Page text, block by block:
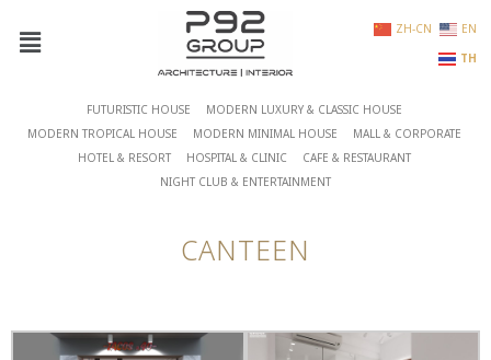
ZH-CN
EN
TH
FUTURISTIC HOUSE
MODERN LUXURY & CLASSIC HOUSE
MODERN TROPICAL HOUSE
MODERN MINIMAL HOUSE
MALL & CORPORATE
HOTEL & RESORT
HOSPITAL & CLINIC
CAFE & RESTAURANT
NIGHT CLUB & ENTERTAINMENT
CANTEEN